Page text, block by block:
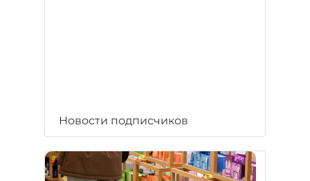
Новости подписчиков